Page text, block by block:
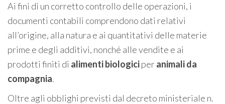
Ai fini di un corretto controllo delle operazioni, i
documenti contabili comprendono dati relativi
all’origine, alla natura e ai quantitativi delle materie
prime e degli additivi, nonché alle vendite e ai
prodotti finiti di alimentibiologiciperanimali da
compagnia.
Oltre agli obblighi previsti dal decreto ministeriale n.